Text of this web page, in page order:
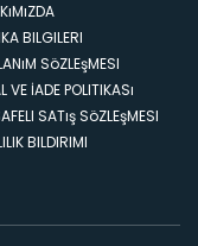
BILGILERI
SöZLEşMESI
VE İADE POLITIKASı
SATış SöZLEşMESI
BILDIRIMI